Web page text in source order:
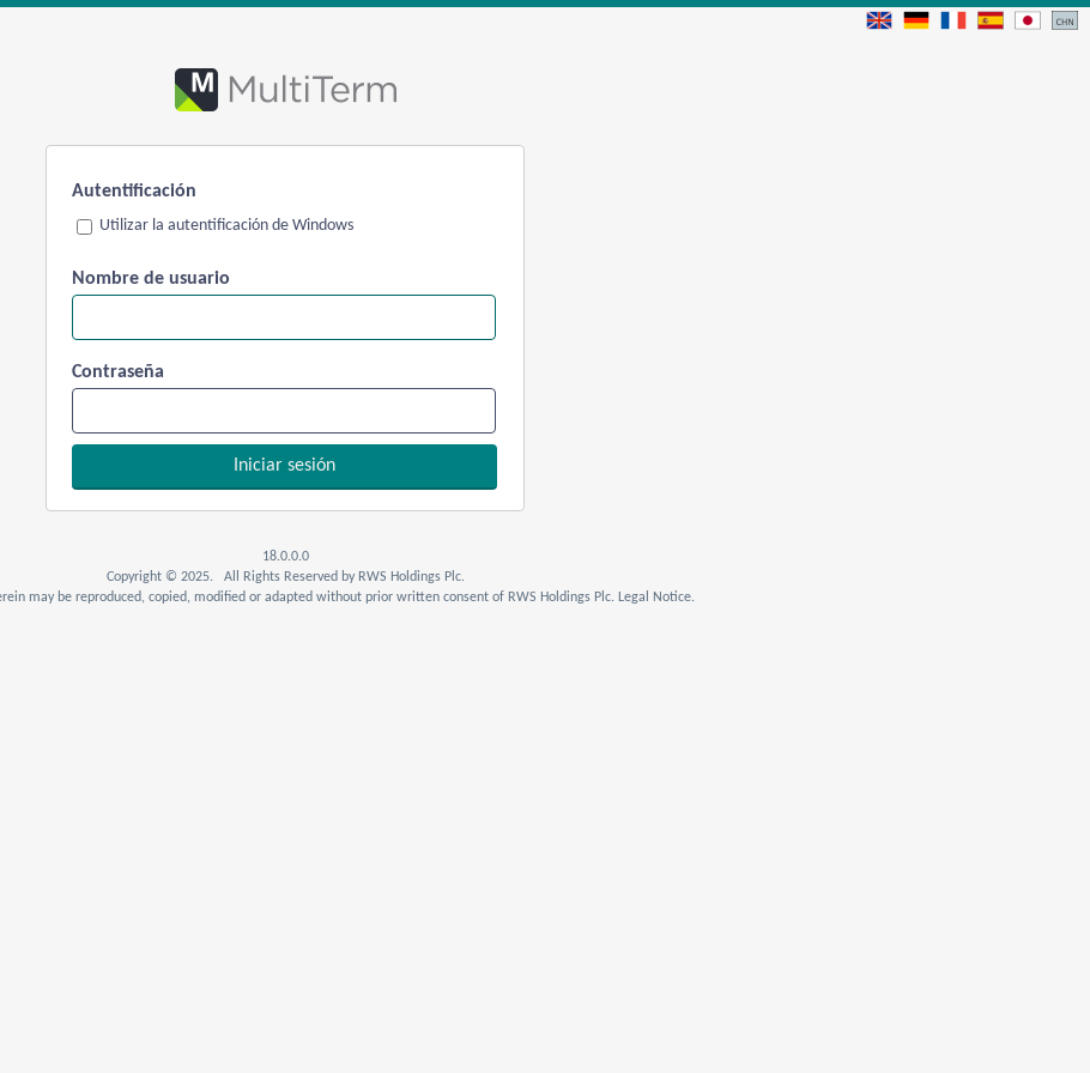
Autentificación
Utilizar la autentificación de Windows
Nombre de usuario
Contraseña
18.0.0.0
Copyright © 2025. All Rights Reserved by RWS Holdings Plc.
may be reproduced, copied, modified or adapted without prior written consent of RWS Holdings Plc. Legal Notice.